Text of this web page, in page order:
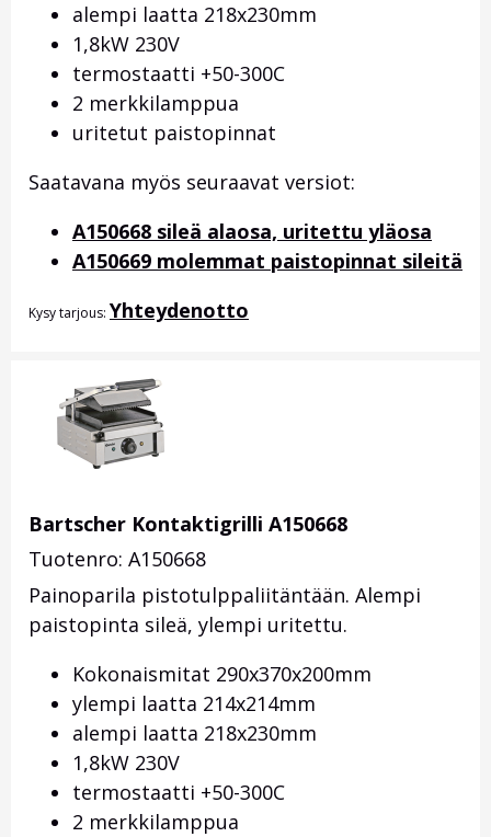
alempi laatta 218x230mm
1,8kW 230V
termostaatti +50-300C
2 merkkilamppua
uritetut paistopinnat
Saatavana myös seuraavat versiot:
A150668 sileä alaosa, uritettu yläosa
A150669 molemmat paistopinnat sileitä
Kysy tarjous: Yhteydenotto
Bartscher Kontaktigrilli A150668
Tuotenro: A150668
Painoparila pistotulppaliitäntään. Alempi
paistopinta sileä, ylempi uritettu.
Kokonaismitat 290x370x200mm
ylempi laatta 214x214mm
alempi laatta 218x230mm
1,8kW 230V
termostaatti +50-300C
2 merkkilamppua